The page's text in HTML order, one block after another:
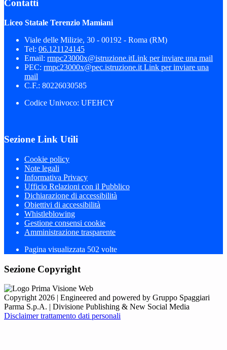
Contatti
Liceo Statale Terenzio Mamiani
Viale delle Milizie, 30 - 00192 - Roma (RM)
Tel: 06.121124145
Email: rmpc23000x@istruzione.itLink per inviare una mail
PEC: rmpc23000x@pec.istruzione.it Link per inviare una
mail
C.F.: 80226030585
Codice Univoco: UFEHCY
Sezione Link Utili
Cookie policy
Note legali
Informativa Privacy
Ufficio Relazioni con il Pubblico
Dichiarazione di accessibilità
Obiettivi di accessibilità
Whistleblowing
Gestione consensi cookie
Amministrazione trasparente
Pagina visualizzata 502 volte
Sezione Copyright
Copyright 2026 | Engineered and powered by Gruppo Spaggiari
Parma S.p.A. | Divisione Publishing & New Social Media
Disclaimer trattamento dati personali